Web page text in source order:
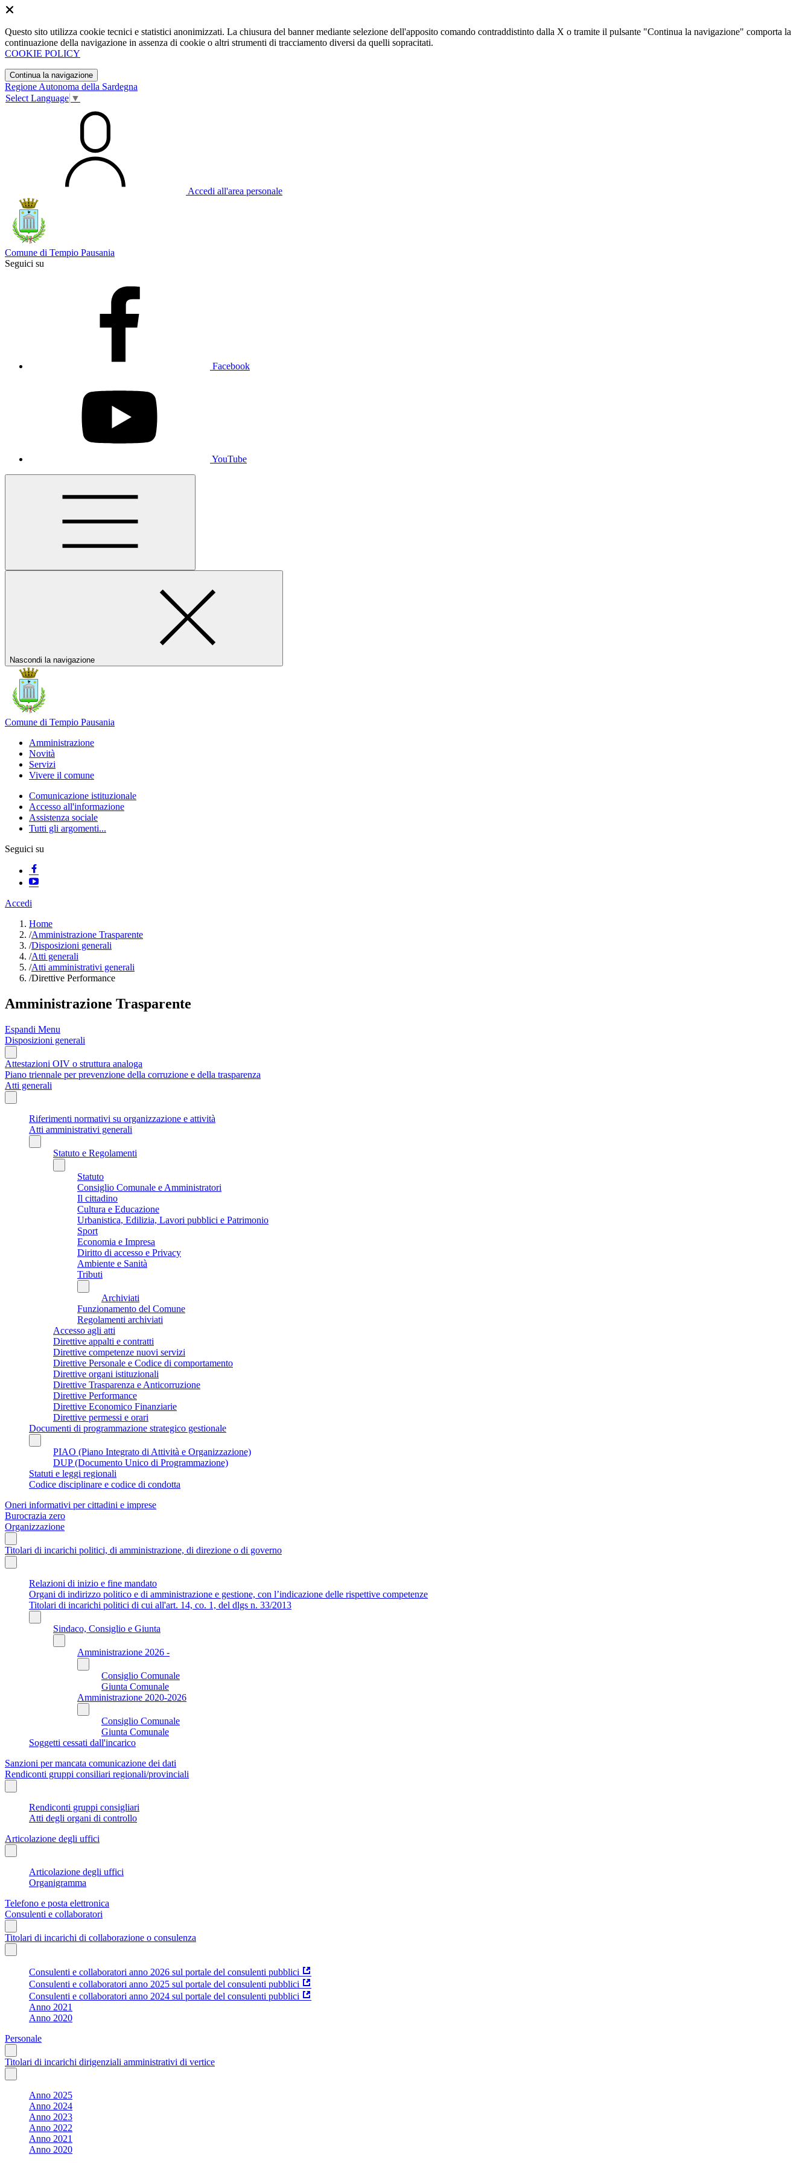
Questo sito utilizza cookie tecnici e statistici anonimizzati. La chiusura del banner mediante selezione dell'apposito comando contraddistinto dalla X o tramite il pulsante "Continua la navigazione" comporta la
continuazione della navigazione in assenza di cookie o altri strumenti di tracciamento diversi da quelli sopracitati.
COOKIE POLICY
Continua la navigazione
Regione Autonoma della Sardegna
Select Language ▼
Accedi all'area personale
Comune di Tempio Pausania
Seguici su
Facebook
YouTube
Nascondi la navigazione
Comune di Tempio Pausania
Amministrazione
Novità
Servizi
Vivere il comune
Comunicazione istituzionale
Accesso all'informazione
Assistenza sociale
Tutti gli argomenti...
Seguici su
Accedi
Home
/Amministrazione Trasparente
/Disposizioni generali
/Atti generali
/Atti amministrativi generali
/Direttive Performance
Amministrazione Trasparente
Espandi Menu
Disposizioni generali
Attestazioni OIV o struttura analoga
Piano triennale per prevenzione della corruzione e della trasparenza
Atti generali
Riferimenti normativi su organizzazione e attività
Atti amministrativi generali
Statuto e Regolamenti
Statuto
Consiglio Comunale e Amministratori
Il cittadino
Cultura e Educazione
Urbanistica, Edilizia, Lavori pubblici e Patrimonio
Sport
Economia e Impresa
Diritto di accesso e Privacy
Ambiente e Sanità
Tributi
Archiviati
Funzionamento del Comune
Regolamenti archiviati
Accesso agli atti
Direttive appalti e contratti
Direttive competenze nuovi servizi
Direttive Personale e Codice di comportamento
Direttive organi istituzionali
Direttive Trasparenza e Anticorruzione
Direttive Performance
Direttive Economico Finanziarie
Direttive permessi e orari
Documenti di programmazione strategico gestionale
PIAO (Piano Integrato di Attività e Organizzazione)
DUP (Documento Unico di Programmazione)
Statuti e leggi regionali
Codice disciplinare e codice di condotta
Oneri informativi per cittadini e imprese
Burocrazia zero
Organizzazione
Titolari di incarichi politici, di amministrazione, di direzione o di governo
Relazioni di inizio e fine mandato
Organi di indirizzo politico e di amministrazione e gestione, con l’indicazione delle rispettive competenze
Titolari di incarichi politici di cui all'art. 14, co. 1, del dlgs n. 33/2013
Sindaco, Consiglio e Giunta
Amministrazione 2026 -
Consiglio Comunale
Giunta Comunale
Amministrazione 2020-2026
Consiglio Comunale
Giunta Comunale
Soggetti cessati dall'incarico
Sanzioni per mancata comunicazione dei dati
Rendiconti gruppi consiliari regionali/provinciali
Rendiconti gruppi consigliari
Atti degli organi di controllo
Articolazione degli uffici
Articolazione degli uffici
Organigramma
Telefono e posta elettronica
Consulenti e collaboratori
Titolari di incarichi di collaborazione o consulenza
Consulenti e collaboratori anno 2026 sul portale del consulenti pubblici
Consulenti e collaboratori anno 2025 sul portale del consulenti pubblici
Consulenti e collaboratori anno 2024 sul portale del consulenti pubblici
Anno 2021
Anno 2020
Personale
Titolari di incarichi dirigenziali amministrativi di vertice
Anno 2025
Anno 2024
Anno 2023
Anno 2022
Anno 2021
Anno 2020